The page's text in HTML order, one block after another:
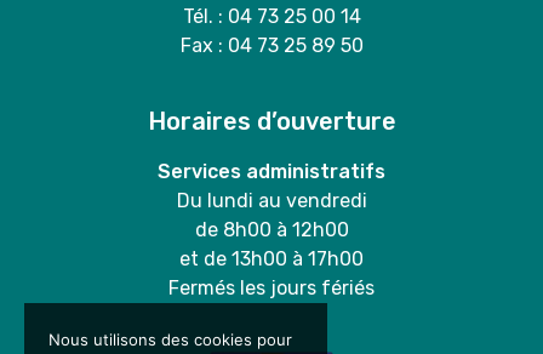
Tél. : 04 73 25 00 14
Fax : 04 73 25 89 50
Horaires d’ouverture
Services administratifs
Du lundi au vendredi
de 8h00 à 12h00
et de 13h00 à 17h00
Fermés les jours fériés
Nous utilisons des cookies pour